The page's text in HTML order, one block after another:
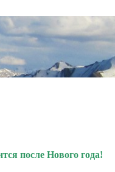
после Нового года!